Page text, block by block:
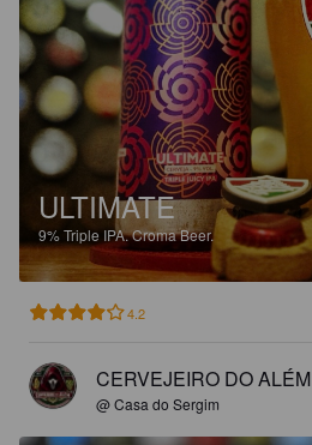
ULTIMATE
9%Triple IPA.Croma Beer.
4.2
CERVEJEIRO DO ALÉM
@ Casa do Sergim